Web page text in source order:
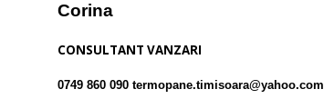
Corina
CONSULTANT VANZARI
0749 860 090 termopane.timisoara@yahoo.com